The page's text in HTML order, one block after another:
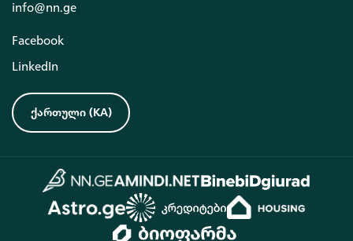
info@nn.ge
Facebook
LinkedIn
ქართული (KA)